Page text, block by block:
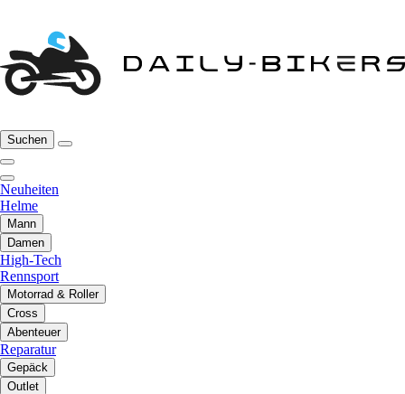
Suchen
Neuheiten
Helme
Mann
Damen
High-Tech
Rennsport
Motorrad & Roller
Cross
Abenteuer
Reparatur
Gepäck
Outlet